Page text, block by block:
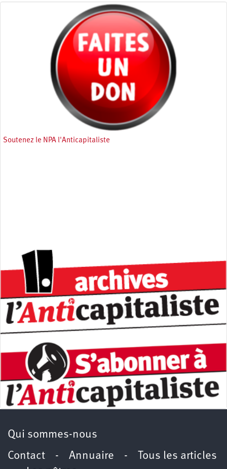
Soutenez le NPA l'Anticapitaliste
Qui sommes-nous
Contact - Annuaire -
Tous les articles